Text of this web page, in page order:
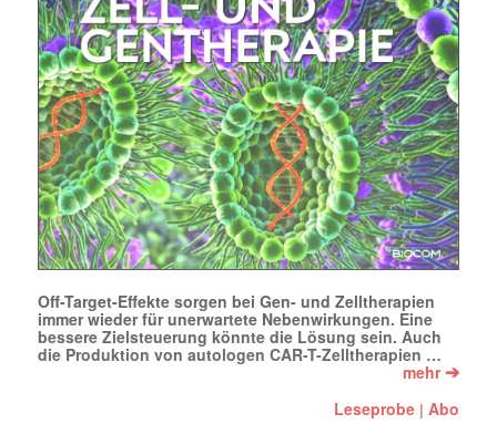
Off-Target-Effekte sorgen bei Gen- und Zelltherapien
immer wieder für unerwartete Nebenwirkungen. Eine
bessere Zielsteuerung könnte die Lösung sein. Auch
die Produktion von autologen CAR-T-Zelltherapien …
mehr➔
Leseprobe |Abo